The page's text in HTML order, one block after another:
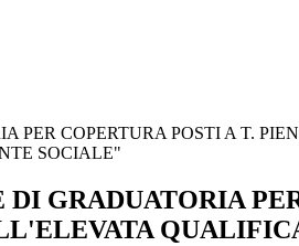
PER COPERTURA POSTI A T.
SOCIALE"
GRADUATORIA